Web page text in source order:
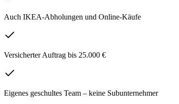
Auch IKEA-Abholungen und Online-Käufe
Versicherter Auftrag bis 25.000 €
Eigenes geschultes Team – keine Subunternehmer